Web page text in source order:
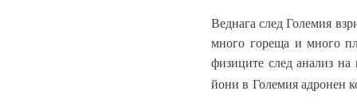
Веднага след Големия
много гореща и много
физиците след анализ
йони в Големия адронен